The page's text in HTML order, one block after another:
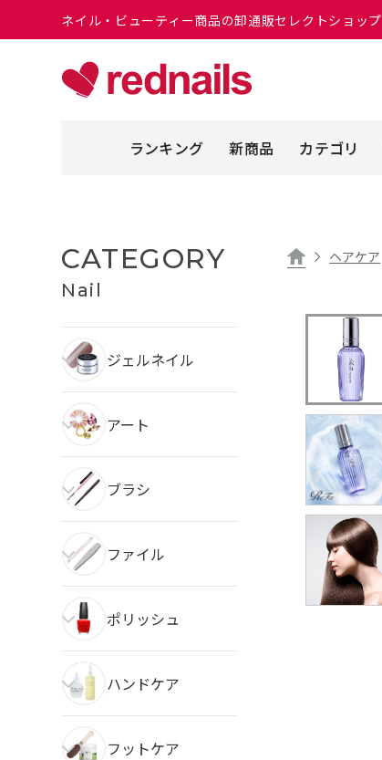
ネイル・ビューティー商品の卸通販セレクトショップ
ランキング 新商品 カテゴリ
CATEGORY
Nail
ジェルネイル
アート
ブラシ
ファイル
ポリッシュ
ハンドケア
フットケア
ヘアケア